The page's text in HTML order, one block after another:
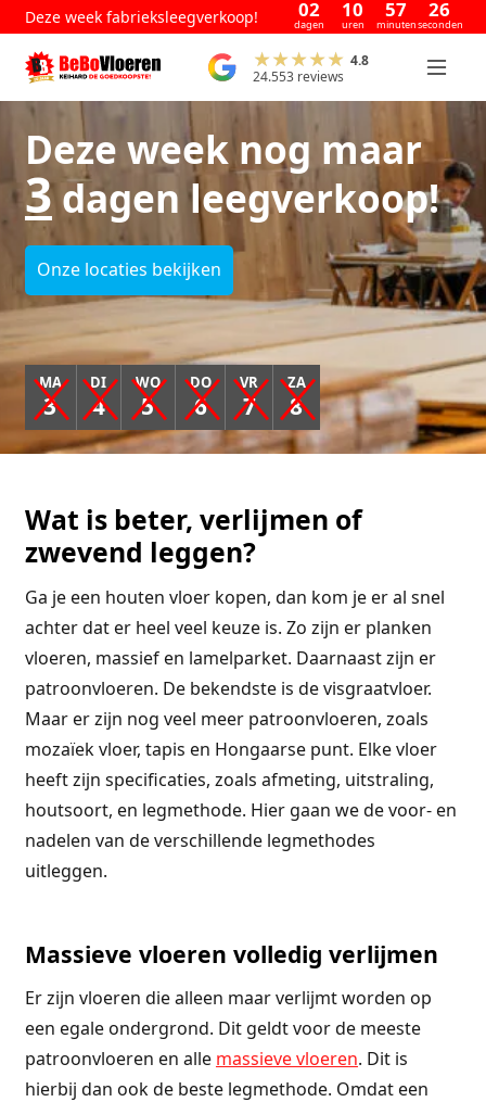
Deze week fabrieksleegverkoop! 02
dagen
10
uren
57
minuten
25
seconden
4.8
24.553 reviews
Deze week nog maar
3dagen leegverkoop!
Onze locaties bekijken
MA
3
DI
4
WO
5
DO
6
VR
7
ZA
8
Wat is beter, verlijmen of
zwevend leggen?
Ga je een houten vloer kopen, dan kom je er al snel
achter dat er heel veel keuze is. Zo zijn er planken
vloeren, massief en lamelparket. Daarnaast zijn er
patroonvloeren. De bekendste is de visgraatvloer.
Maar er zijn nog veel meer patroonvloeren, zoals
mozaïek vloer, tapis en Hongaarse punt. Elke vloer
heeft zijn specificaties, zoals afmeting, uitstraling,
houtsoort, en legmethode. Hier gaan we de voor- en
nadelen van de verschillende legmethodes
uitleggen.
Massieve vloeren volledig verlijmen
Er zijn vloeren die alleen maar verlijmt worden op
een egale ondergrond. Dit geldt voor de meeste
patroonvloeren en alle massieve vloeren. Dit is
hierbij dan ook de beste legmethode. Omdat een